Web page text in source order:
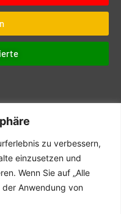
zu verbessern,
einzusetzen und
Wenn Sie auf „Alle
Anwendung von